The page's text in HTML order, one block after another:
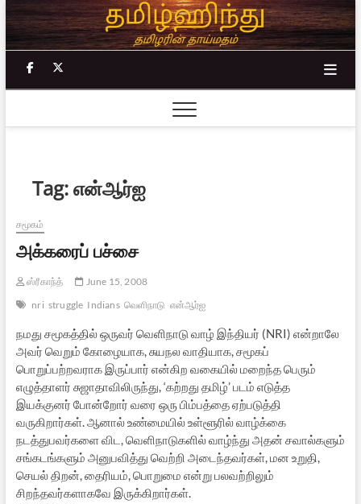
Skip
to
content
facebook
Tag:என்ஆர்ஐ
சமூகம்
அக்கரைப் பச்சை
ஸ்ரீகாந்த்
June 15, 2008
nri struggle Indians வெளிநாடு என்ஆர்ஐ
நமது சமூகத்தில் ஒருவர் வெளிநாடு வாழ் இந்தியர் (NRI) என்றாலே
அவர் வெறும் கோழையாக, சுயநல வாதியாக, சமூகப்
பொறுப்பற்றவராக இருப்பார் என்கிற வகையில் மறைந்த பெரும்
எழுத்தாளர் சுஜாதாவிலிருந்து, ‘கற்றது தமிழ்’ படம் எடுத்த
இயக்குனர் போன்றோர் வரை ஒரு பிம்பத்தை ஏற்படுத்தி
வருகிறார்கள். ஆனால் உண்மையில் உள்ளூரில் வாழ்க்கை
நடத்துபவர்களை விட, வெளிநாடுகளில் வாழ்ந்து அதன் சவால்களும்
சங்கடங்களும் அனுபவித்து வெற்றி அடைந்தவர்கள், மன உறுதி,
செயல் திறன், தைரியம், பொறுமை என்று பலவற்றிலும்
சிறந்தவர்களாகவே இருக்கிறார்கள்.